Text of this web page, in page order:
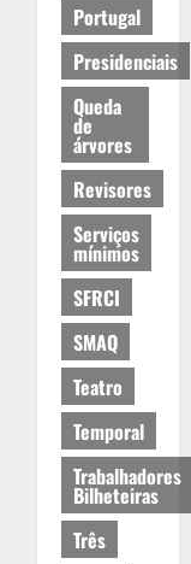
Portugal
Presidenciais
Queda
de
árvores
Revisores
Serviços
mínimos
SFRCI
SMAQ
Teatro
Temporal
Trabalhadores
Bilheteiras
Três